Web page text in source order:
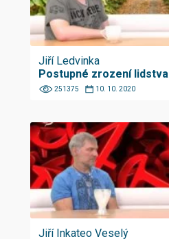
Jiří Ledvinka
Postupné zrození lidstva
251375 10. 10. 2020
Jiří Inkateo Veselý